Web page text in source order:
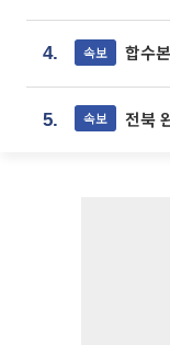
4. 속보 합수본, '
5. 속보 전북